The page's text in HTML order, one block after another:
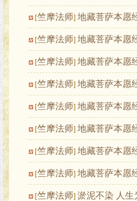
[竺摩法师] 地藏菩萨本愿
[竺摩法师] 地藏菩萨本愿
[竺摩法师] 地藏菩萨本愿
[竺摩法师] 地藏菩萨本愿
[竺摩法师] 地藏菩萨本愿
[竺摩法师] 地藏菩萨本愿
[竺摩法师] 地藏菩萨本愿
[竺摩法师] 地藏菩萨本愿
[竺摩法师] 淤泥不染 人生